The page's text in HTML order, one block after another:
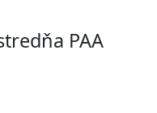
PAA